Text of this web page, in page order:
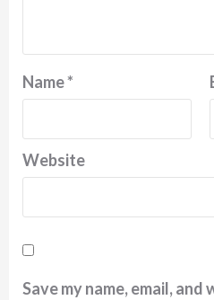
Name*
Website
Save my name, email,